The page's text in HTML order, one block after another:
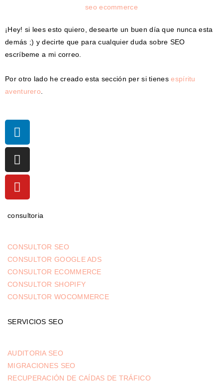
¡Hey! si lees esto quiero, desearte un buen día que nunca esta
demás ;) y decirte que para cualquier duda sobre SEO
escríbeme a mi correo.
Por otro lado he creado esta sección per si tienesespíritu
aventurero
consultoria
CONSULTOR SEO
CONSULTOR GOOGLE ADS
CONSULTOR ECOMMERCE
CONSULTOR SHOPIFY
CONSULTOR WOCOMMERCE
SERVICIOS SEO
AUDITORIA SEO
MIGRACIONES SEO
RECUPERACIÓN DE CAÍDAS DE TRÁFICO